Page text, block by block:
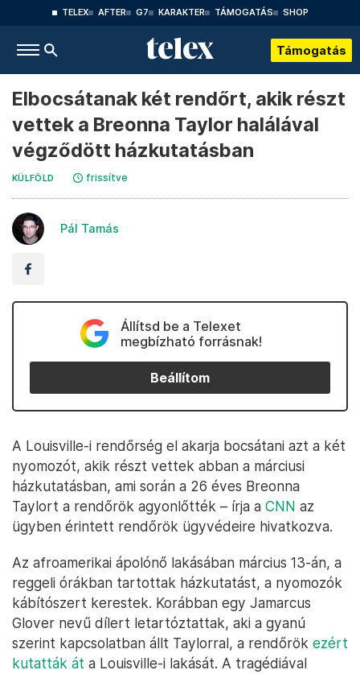
TELEX AFTER G7 KARAKTER TÁMOGATÁS SHOP
Támogatás
Elbocsátanak két rendőrt, akik részt
vettek a Breonna Taylor halálával
végződött házkutatásban
KÜLFÖLD frissítve
Pál Tamás
Állítsd be a Telexet
megbízható forrásnak!
Beállítom
A Louisville-i rendőrség el akarja bocsátani azt a két
nyomozót, akik részt vettek abban a márciusi
házkutatásban, ami során a 26 éves Breonna
Taylort a rendőrök agyonlőtték – írja a CNN az
ügyben érintett rendőrök ügyvédeire hivatkozva.
Az afroamerikai ápolónő lakásában március 13-án, a
reggeli órákban tartottak házkutatást, a nyomozók
kábítószert kerestek. Korábban egy Jamarcus
Glover nevű dílert letartóztattak, aki a gyanú
szerint kapcsolatban állt Taylorral, a rendőrök ezért
kutatták át a Louisville-i lakását. A tragédiával